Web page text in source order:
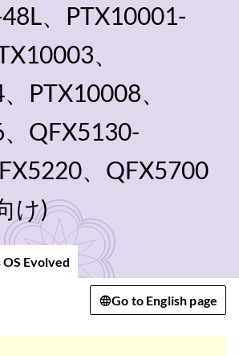
、PTX10001-
、
PTX10008、
QFX5130-
、QFX5700
け)
OS Evolved
Go to English page